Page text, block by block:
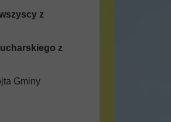
z
z
Gminy